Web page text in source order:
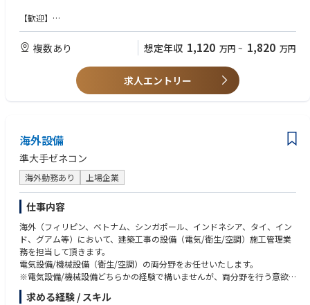
■業務内容：
・実行予算、見積もり、工事スケジュール等の書類作成
・施工図面作成、チェック、修正
・資材、職人の手配
・現場管理全般（工程管理、安全管理、品質管理、原価管理）
【施工実績】
・ダム建設
・RC構造物
・土地造成
・道路土工
・橋梁建設
・エネルギー関連
・水系環境施設 等
【歓迎】
■大規模土工事、ロックフィルダム工事経験者（CMED資格保有者など）
複数あり 想定年収 1,120 万円 ~ 1,820 万円
求人エントリー
海外設備
準大手ゼネコン
海外勤務あり 上場企業
仕事内容
海外（フィリピン、ベトナム、シンガポール、インドネシア、タイ、イン
ド、グアム等）において、建築工事の設備（電気/衛生/空調）施工管理業
務を担当して頂きます。
電気設備/機械設備（衛生/空調）の両分野をお任せいたします。
※電気設備/機械設備どちらかの経験で構いませんが、両分野を行う意欲
のある方を募集しております。
求める経験 / スキル